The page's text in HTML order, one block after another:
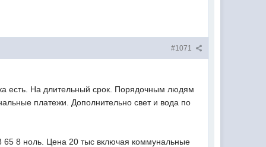
#1071
есть. На длительный срок. Порядочным людям
платежи. Дополнительно свет и вода по
8 ноль. Цена 20 тыс включая коммунальные